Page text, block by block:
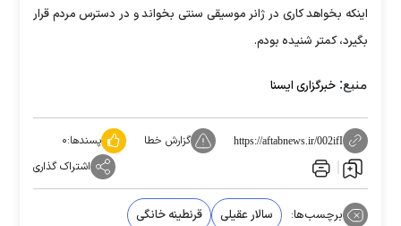
اینکه بخواهد کاری در ژانر موسیقی سنتی بخواند و در دسترس مردم قرار
بگیرد، کمتر شنیده بودم.
منبع: خبرگزاری ایسنا
https://aftabnews.ir/002ifI گزارش خطا پسندها:۰
اشتراک گذاری
برچسب‌ها: سالار عقیلی قرنطینه خانگی